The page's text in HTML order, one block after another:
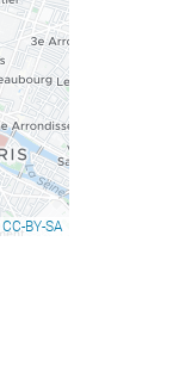
CC-BY-SA